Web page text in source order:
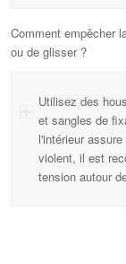
Comment empêcher
ou de glisser ?
Utilisez des
et sangles de
l'intérieur
violent, il est
tension autour